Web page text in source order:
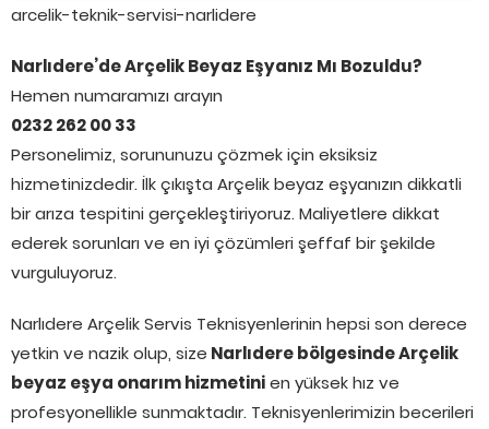
arcelik-teknik-servisi-narlidere
Narlıdere’de Arçelik Beyaz Eşyanız Mı Bozuldu?
Hemen numaramızı arayın
0232 262 00 33
Personelimiz, sorununuzu çözmek için eksiksiz
hizmetinizdedir. İlk çıkışta Arçelik beyaz eşyanızın dikkatli
bir arıza tespitini gerçekleştiriyoruz. Maliyetlere dikkat
ederek sorunları ve en iyi çözümleri şeffaf bir şekilde
vurguluyoruz.
Narlıdere Arçelik Servis Teknisyenlerinin hepsi son derece
yetkin ve nazik olup, size Narlıdere bölgesinde Arçelik
beyaz eşya onarım hizmetinien yüksek hız ve
profesyonellikle sunmaktadır. Teknisyenlerimizin becerileri